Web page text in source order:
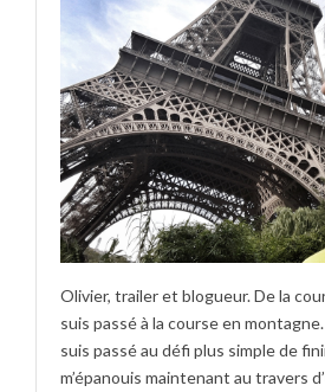
Olivier, trailer et blogueur. De la
suis passé à la course en
suis passé au défi plus simple de
m’épanouis maintenant au travers